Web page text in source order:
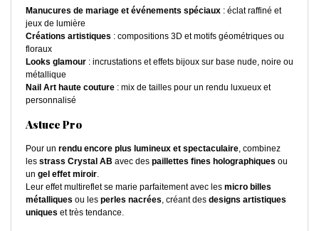
Manucures de mariage et événements spéciaux : éclat raffiné et
jeux de lumière
Créations artistiques : compositions 3D et motifs géométriques ou
floraux
Looks glamour : incrustations et effets bijoux sur base nude, noire ou
métallique
Nail Art haute couture : mix de tailles pour un rendu luxueux et
personnalisé
Astuce Pro
Pour un rendu encore plus lumineux et spectaculaire, combinez
les strass Crystal AB avec des paillettes fines holographiques ou
un gel effet miroir.
Leur effet multireflet se marie parfaitement avec les micro billes
métalliques ou les perles nacrées, créant des designs artistiques
uniques et très tendance.